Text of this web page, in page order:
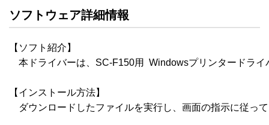
ソフトウェア詳細情報
【ソフト紹介】
本ドライバーは、SC-F150用  Windowsプリンタードライ
【インストール方法】
ダウンロードしたファイルを実行し、画面の指示に従っ